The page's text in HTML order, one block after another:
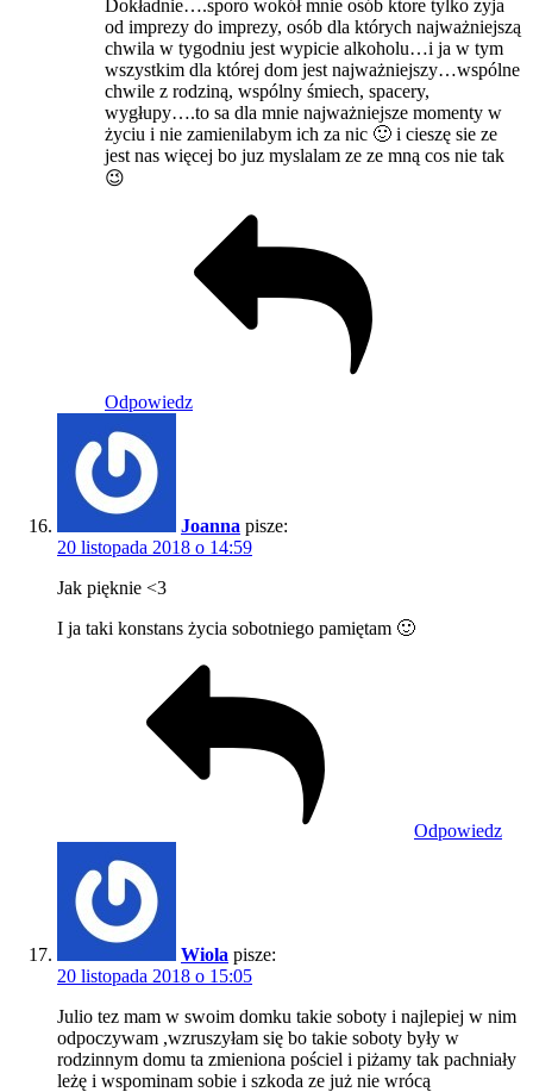
Dokładnie….sporo wokół mnie osób ktore tylko zyja
od imprezy do imprezy, osób dla których najważniejszą
chwila w tygodniu jest wypicie alkoholu…i ja w tym
wszystkim dla której dom jest najważniejszy…wspólne
chwile z rodziną, wspólny śmiech, spacery,
wygłupy….to sa dla mnie najważniejsze momenty w
życiu i nie zamienilabym ich za nic 🙂 i cieszę sie ze
jest nas więcej bo juz myslalam ze ze mną cos nie tak
😉
Odpowiedz
Joanna pisze:
20 listopada 2018 o 14:59
Jak pięknie <3
I ja taki konstans życia sobotniego pamiętam 🙂
Odpowiedz
Wiola pisze:
20 listopada 2018 o 15:05
Julio tez mam w swoim domku takie soboty i najlepiej w nim
odpoczywam ,wzruszyłam się bo takie soboty były w
rodzinnym domu ta zmieniona pościel i piżamy tak pachniały
leżę i wspominam sobie i szkoda ze już nie wrócą